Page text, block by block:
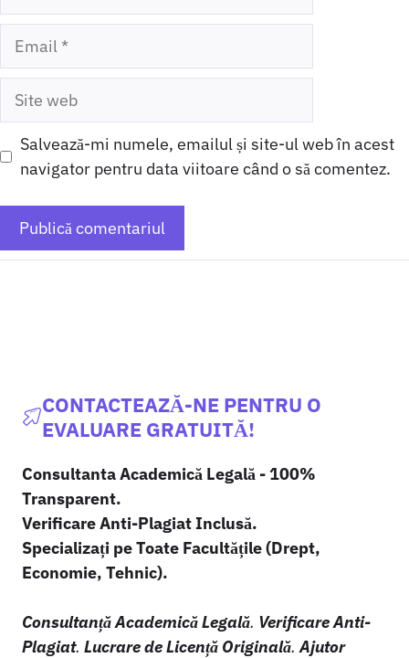
Email
Site
Salvează-mi numele, emailul și site-ul web în acest
navigator pentru data viitoare când o să comentez.
CONTACTEAZĂ-NE PENTRU O
EVALUARE GRATUITĂ!
Consultanta Academică Legală - 100%
Transparent.
Verificare Anti-Plagiat Inclusă.
Specializați pe Toate Facultățile (Drept,
Economie, Tehnic).
Consultanță Academică Legală. Verificare Anti-
Plagiat. Lucrare de Licență Originală.Ajutor